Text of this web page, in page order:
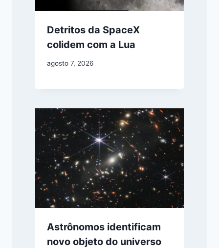
Detritos da SpaceX
colidem com a Lua
agosto 7, 2026
Astrônomos identificam
novo objeto do universo